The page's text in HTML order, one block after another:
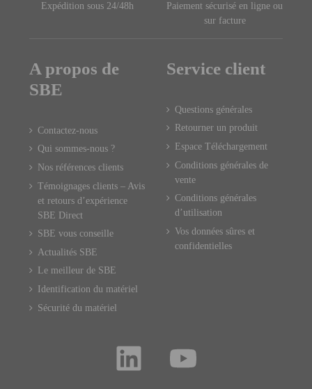
Expédition sous 24/48h
Paiement sécurisé en ligne ou
sur facture
A propos de
SBE
Contactez-nous
Qui sommes-nous ?
Nos références clients
Témoignages clients – Avis
et retours d’expérience
SBE Direct
SBE vous conseille
Actualités SBE
Le meilleur de SBE
Identification du matériel
Sécurité du matériel
Service client
Questions générales
Retourner un produit
Espace Téléchargement
Conditions générales de
vente
Conditions générales
d’utilisation
Vos données sûres et
confidentielles